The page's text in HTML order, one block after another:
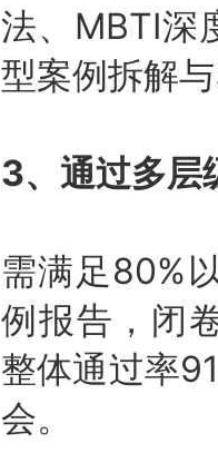
法、MBTI深
型案例拆解
3、通过多层
需满足80%
例报告，闭
整体通过率
会。